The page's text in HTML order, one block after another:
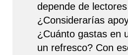
depende de
¿Considerarías
¿Cuánto gastas en
un refresco? Con